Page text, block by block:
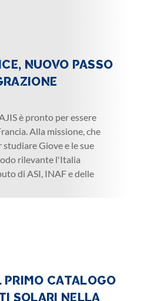
NUOVO PASSO
è pronto per essere
Alla missione, che
Giove e le sue
rilevante l'Italia
di ASI, INAF e delle
PRIMO CATALOGO
SOLARI NELLA